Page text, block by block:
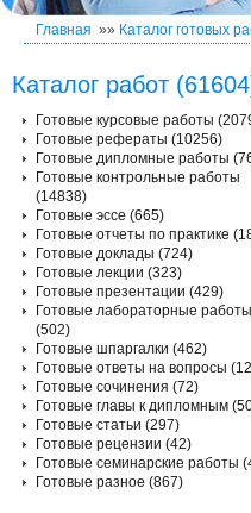
Главная »» Каталог готовых
Каталог работ
Готовые курсовые работы
Готовые рефераты (10256)
Готовые дипломные работы
Готовые контрольные работы
(14838)
Готовые эссе (665)
Готовые отчеты по практике
Готовые доклады (724)
Готовые лекции (323)
Готовые презентации (429)
Готовые лабораторные работы
(502)
Готовые шпаргалки (462)
Готовые ответы на вопросы
Готовые сочинения (72)
Готовые главы к дипломным
Готовые статьи (297)
Готовые рецензии (42)
Готовые семинарские работы
Готовые разное (867)